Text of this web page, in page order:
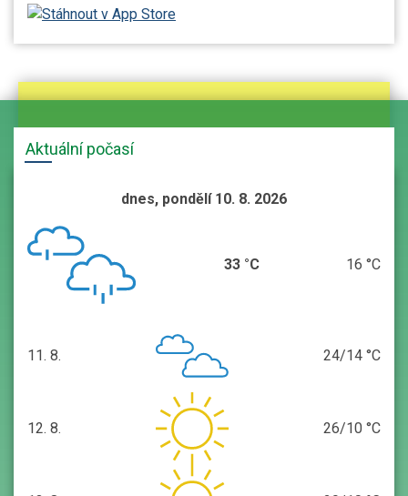
Aktuální počasí
dnes, pondělí 10. 8. 2026
33 °C 16 °C
úterý
11. 8. 24/14 °C
středa
12. 8. 26/10 °C